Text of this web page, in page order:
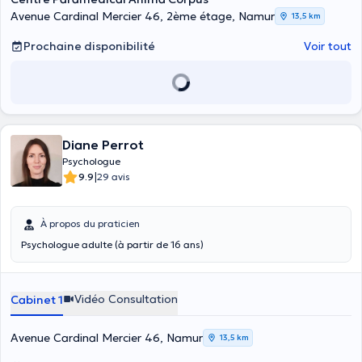
Avenue Cardinal Mercier 46, 2ème étage, Namur
13,5 km
Prochaine disponibilité Voir tout
Diane Perrot
Psychologue
9.9|29 avis
À propos du praticien
Psychologue adulte (à partir de 16 ans)
Cabinet 1 Vidéo Consultation
Avenue Cardinal Mercier 46, Namur 13,5 km